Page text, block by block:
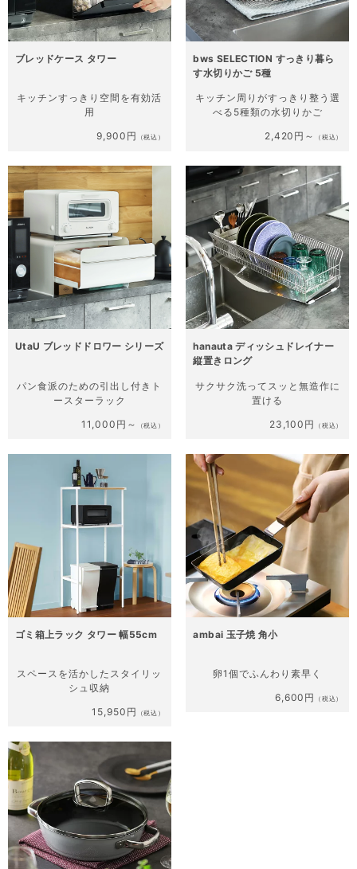
ブレッドケース タワー
キッチンすっきり 空間を有効活
用
9,900円
（税込）
bws SELECTION すっきり暮ら
す水切りかご 5種
キッチン周りがすっきり整う 選
べる5種類の水切りかご
2,420円～
（税込）
UtaU ブレッドドロワー シリーズ
パン食派のための引出し付きト
ースターラック
11,000円～
（税込）
hanauta ディッシュドレイナー
縦置きロング
サクサク洗って スッと無造作に
置ける
23,100円
（税込）
ゴミ箱上ラック タワー 幅55cm
スペースを活かした スタイリッ
シュ収納
15,950円
（税込）
ambai 玉子焼 角小
卵1個でふんわり素早く
6,600円
（税込）